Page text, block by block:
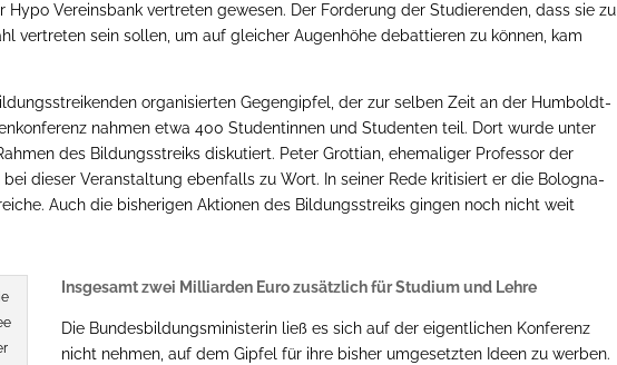
Hypo Vereinsbank vertreten gewesen. Der Forderung der Studierenden, dass sie zu
vertreten sein sollen, um auf gleicher Augenhöhe debattieren zu können, kam
organisierten Gegengipfel, der zur selben Zeit an der Humboldt-
nahmen etwa 400 Studentinnen und Studenten teil. Dort wurde unter
des Bildungsstreiks diskutiert. Peter Grottian, ehemaliger Professor der
dieser Veranstaltung ebenfalls zu Wort. In seiner Rede kritisiert er die Bologna-
Auch die bisherigen Aktionen des Bildungsstreiks gingen noch nicht weit
Insgesamt zwei Milliarden Euro zusätzlich für Studium und Lehre
Die Bundesbildungsministerin ließ es sich auf der eigentlichen Konferenz
nicht nehmen, auf dem Gipfel für ihre bisher umgesetzten Ideen zu werben.